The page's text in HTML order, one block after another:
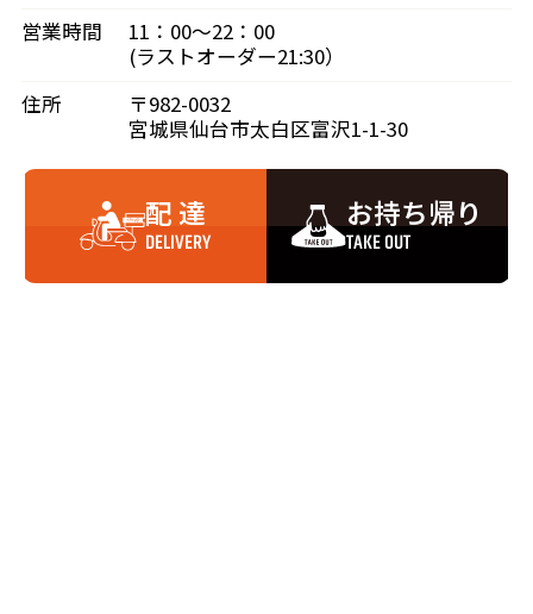
営業時間
11：00～22：00
(ラストオーダー21:30）
住所
〒982-0032
宮城県仙台市太白区富沢1-1-30
配 達
DELIVERY
お持ち帰り
TAKE OUT